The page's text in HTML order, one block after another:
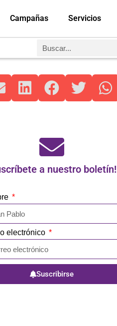
Campañas Servicios
a nuestro boletín!
electrónico
Suscribirse